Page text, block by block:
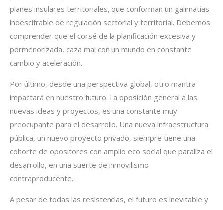
planes insulares territoriales, que conforman un galimatías
indescifrable de regulación sectorial y territorial. Debemos
comprender que el corsé de la planificación excesiva y
pormenorizada, caza mal con un mundo en constante
cambio y aceleración.
Por último, desde una perspectiva global, otro mantra
impactará en nuestro futuro. La oposición general a las
nuevas ideas y proyectos, es una constante muy
preocupante para el desarrollo. Una nueva infraestructura
pública, un nuevo proyecto privado, siempre tiene una
cohorte de opositores con amplio eco social que paraliza el
desarrollo, en una suerte de inmovilismo
contraproducente.
A pesar de todas las resistencias, el futuro es inevitable y